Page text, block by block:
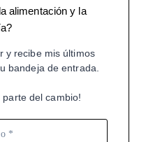
alimentación y la
y recibe mis últimos
bandeja de entrada.
parte del cambio!